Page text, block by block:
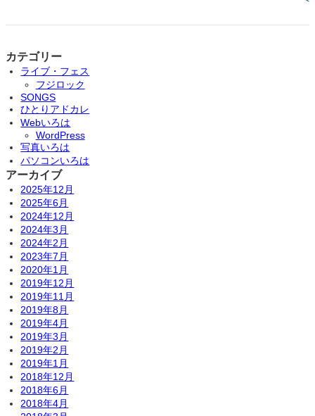
イ
ー
カテゴリー
ライブ・フェス
フジロック
SONGS
ひとりアドカレ
Webいろは
WordPress
写真いろは
パソコンいろは
アーカイブ
2025年12月
2025年6月
2024年12月
2024年3月
2024年2月
2023年7月
2020年1月
2019年12月
2019年11月
2019年8月
2019年4月
2019年3月
2019年2月
2019年1月
2018年12月
2018年6月
2018年4月